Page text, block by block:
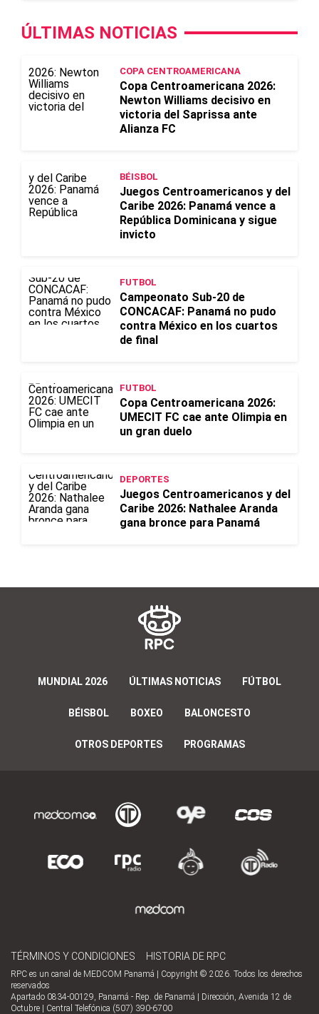
ÚLTIMAS NOTICIAS
COPA CENTROAMERICANA
Copa Centroamericana 2026:
Newton Williams decisivo en
victoria del Saprissa ante
Alianza FC
BÉISBOL
Juegos Centroamericanos y del
Caribe 2026: Panamá vence a
República Dominicana y sigue
invicto
FUTBOL
Campeonato Sub-20 de
CONCACAF: Panamá no pudo
contra México en los cuartos
de final
FUTBOL
Copa Centroamericana 2026:
UMECIT FC cae ante Olimpia en
un gran duelo
DEPORTES
Juegos Centroamericanos y del
Caribe 2026: Nathalee Aranda
gana bronce para Panamá
MUNDIAL 2026 ÚLTIMAS NOTICIAS FÚTBOL
BÉISBOL BOXEO BALONCESTO
OTROS DEPORTES PROGRAMAS
TÉRMINOS Y CONDICIONES HISTORIA DE RPC
RPC es un canal de MEDCOM Panamá | Copyright © 2026. Todos los derechos
reservados
Apartado 0834-00129, Panamá - Rep. de Panamá | Dirección, Avenida 12 de
Octubre | Central Telefónica (507) 390-6700